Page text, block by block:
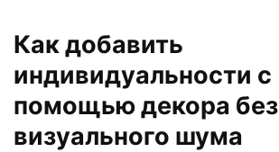
Как добавить
индивидуальности с
помощью декора без
визуального шума